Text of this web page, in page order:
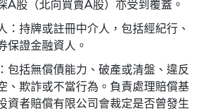
A股（北向買賣A股）亦受到覆蓋。
：持牌或註冊中介人，包括經紀行、
保證金融資人。
包括無償債能力、破產或清盤、違反
、欺詐或不當行為。負責處理賠償基
資者賠償有限公司會裁定是否曾發生